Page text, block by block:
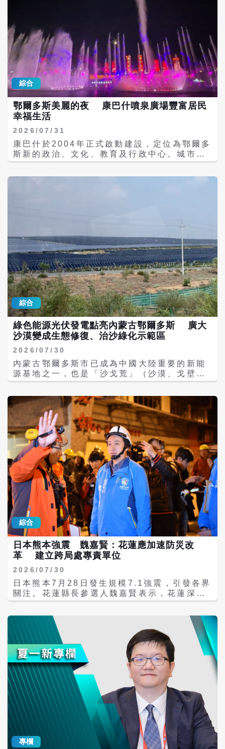
計建物買賣移轉棟數20,506棟、月增12％、
移轉棟數表現，台北市14,340棟、年增
3.8％，新北市27,935棟、年增1.7％，桃園
市22,391棟、年減5.9％，台中市21,698
棟、年減9.3%，台南市11,666棟、年增
1.1％，高雄市19,914棟、年增7.5％，1-7月
六都總計117,944棟、年減0.9％。 中信房屋
研展室副理莊思敏指出，六都建物買賣移轉棟
數已連續兩個月呈現年月雙增，推估主要有以
下三方面的原因。首先是新案交屋潮的挹注，
7月桃園市龜山區、中壢區，新北市土城區、
新莊區、淡水區，以及台中市南區、梧棲區等
地，都有不少新建案完工交屋，進而帶動建物
移轉棟數同步增加。其次，近期全球股市震盪
加劇，不少高資產族群產生獲利了結的心態，
值性的房地產市場。第三則是首購需求仍維持
月六都累計的買賣移轉棟數與去年同期相比幾
乎持平，跌幅已明顯收斂，顯示市場已逐步走
出低谷，今年房市有望呈現「倒吃甘蔗」的走
勢。展望下半年，隨著選舉時程逐漸接近，政
府可能會推出公共建設及區域發展等政策利
多，有助於提振市場信心；另一方面，在房貸
政策短期內不會再進一步緊縮的情況下，購屋
族的觀望情緒也可望逐漸緩解。若後續股市資
金外溢效應持續發酵，加上自住需求穩定釋
放，預估下半年整體交易表現將優於上半年。
綜合
鄂爾多斯美麗的夜 康巴什噴泉廣場豐富居民
幸福生活
2026/07/31
康巴什於2004年正式啟動建設，定位為鄂爾多
斯新的政治、文化、教育及行政中心。城市規
劃採「高起點規劃、高標準建設、高水平管
結合了音樂噴泉、煙火秀及無人機燈光表演，
吸引大量遊客前往觀賞，整體設計強調草原文
化與現代都市景觀融合，成為康巴什城市名片
之一。 康巴什噴泉廣場不僅是鄂爾多斯的地標
景點，更是居民日常生活的重要公共空間，對
人民生活產生了多方面的正面影響。夏季夜晚
尤其熱鬧，居民在此休閒納涼，提升了生活幸
福感與城市宜居性。 噴泉表演帶動周邊餐飲、
咖啡館、商店、旅館及文創商品消費，形成具
有特色的夜間經濟圈。近年康巴什也持續透過
大型活動與湖區商業發展，提升消費活力，隨
著觀光及商業活動增加，帶動餐飲、零售、旅
就業機會，並有助於提升居民收入。康巴什近
年居民收入及消費水準持續成長，服務業也逐
步擴大。 康巴什噴泉廣場已不只是觀光景點，
品牌及社區生活於一體的城市核心公共空間。
它改善了居民生活品質，也促進了地方經濟與
文化發展，成為鄂爾多斯建設現代化宜居城市
的重要象徵。
綜合
綠色能源光伏發電點亮內蒙古鄂爾多斯 廣大
沙漠變成生態修復、治沙綠化示範區
2026/07/30
內蒙古鄂爾多斯市已成為中國大陸重要的新能
源基地之一，也是「沙戈荒」（沙漠、戈壁、
荒漠）大型風電光伏基地建設的核心城市。近
沙、生態修復、儲能及綠氫產業，打造完整的
綠色能源產業鏈，過去因煤炭開採造成的沉陷
區，如今已轉型為大型光伏電站。 其中達拉特
旗光伏發電應用基地開發建設，已投入商業運
轉，展現亮麗成績單。基地總佔地面積為 10
萬畝，目前每年發電量可達 20 億度，基地將
清潔能源生產與庫布其沙漠治理有機結合，形
成了獨特的沙漠生態治理模式，在節能減排部
分，每年可節約標準煤約 68 萬噸，減少二氧
化碳排放約 165 萬噸，同時在防沙治沙部
分，目前已有效治沙 5 萬至 6 萬畝，未來總
治理面積預計可達 20 萬畝。 達拉特旗光伏發
電應用領跑基地完美展示了中國大陸治沙的科
技創新，這裡採用了「板上發電、板下修復、
板間種植」的綠色模式，光伏板降低地表蒸發
與風蝕，板下則種植耐旱植物、牧草或進行生
生態環境，因此被視為中國大陸新能源與防治
荒漠化結合的重要示範。 官方觀景塔是整個庫
布其沙漠「光伏長城」上最著名的地標性建築
的紅色標語，高達 30 多公尺（採用鋼結構鏤
空螺旋設計）。遊客可以順著階梯登上塔頂的
360度開放式瞭望台，俯瞰整個沙漠中起伏綿
延、極其壯觀的藍色太陽能板矩陣。 鄂爾多斯
正朝向「風、光、氫、儲」一體化發展，包括
大型儲能電站、 智慧電網、綠氫製造、新能源
消納能力提升等，目標建設世界級沙漠新能源
基地。由傳統的「煤都」逐步轉型為中國新能
源重鎮，光伏發電不僅是能源轉型的重要支
柱，也與生態修復、智慧能源及綠氫產業形成
相互帶動的發展模式，在中國大陸西部新能源
布局中佔有重要地位。
綜合
日本熊本強震 魏嘉賢：花蓮應加速防災改
革 建立跨局處專責單位
2026/07/30
日本熊本7月28日發生規模7.1強震，引發各界
關注。花蓮縣長參選人魏嘉賢表示，花蓮深知
地震帶來的傷痛與重建的艱辛，他向熊本災區
測，花蓮沒有擱置防災改革的本錢，呼籲地方
透過治理改革與跨局處整合，以防災為優先，
超越黨派立場，全面提升防災韌性。 魏嘉賢表
示，過去臺灣遭遇重大災害時，日本無論是中
央政府、地方政府或民間團體，總是在第一時
間伸出援手。近年花蓮歷經多場天災，包括此
次震災的熊本市，也曾在花蓮遭遇災害時表達
關懷並提供協助。如今日本面臨強震，他呼籲
臺灣民眾及花蓮鄉親秉持同理心關心災區，支
持後續搜救與重建工作，以實際行動回應日本
長年來對臺灣的情誼與援助。 針對熊本在十年
內兩度遭遇規模7強震，魏嘉賢指出，災情再
次提醒同樣位處地震帶的花蓮，面對無法預測
專欄